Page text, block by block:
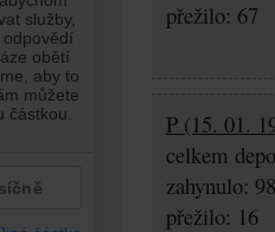
přežilo: 67
P (15. 01.
celkem
zahynulo:
přežilo: 16